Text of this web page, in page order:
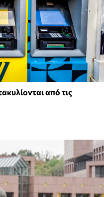
από τις